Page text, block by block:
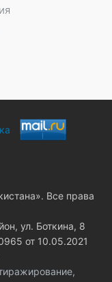
Все права
ул. Боткина, 8
от 10.05.2021